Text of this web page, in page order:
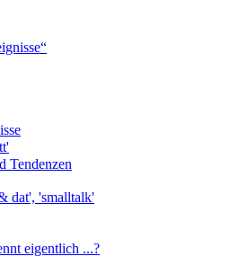
Tendenzen
dat', 'smalltalk'
eigentlich ...?